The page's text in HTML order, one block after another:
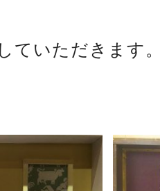
ていただきます